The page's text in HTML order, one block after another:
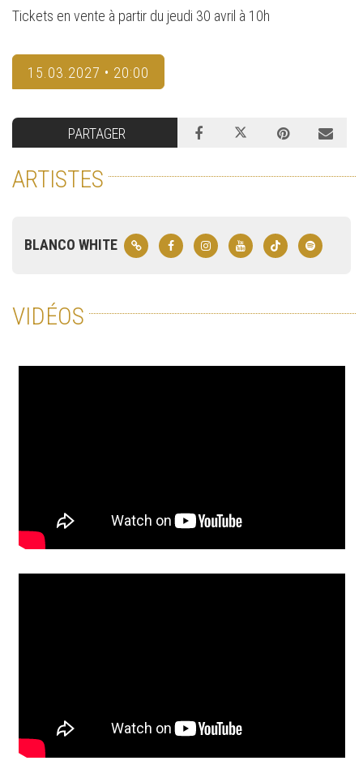
Tickets en vente à partir du jeudi 30 avril à 10h
15.03.2027 • 20:00
PARTAGER
ARTISTES
BLANCO WHITE
VIDÉOS